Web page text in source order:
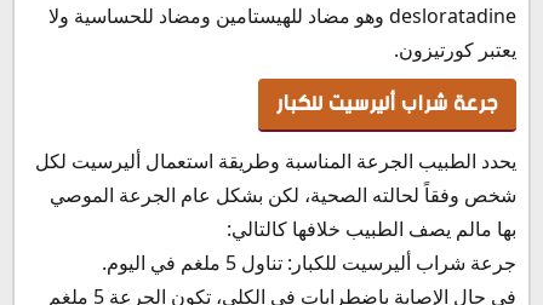
desloratadine وهو مضاد للهيستامين ومضاد للحساسية ولا
يعتبر كورتيزون.
جرعة شراب أليرسيت للكبار
يحدد الطبيب الجرعة المناسبة وطريقة استعمال أليرسيت لكل
شخص وفقاً لحالته الصحية، لكن بشكل عام الجرعة الموصي
بها مالم يصف الطبيب خلافها كالتالي:
جرعة شراب أليرسيت للكبار: تناول 5 ملغم في اليوم.
في حال الإصابة باضطرابات في الكلى، تكون الجرعة 5 ملغم